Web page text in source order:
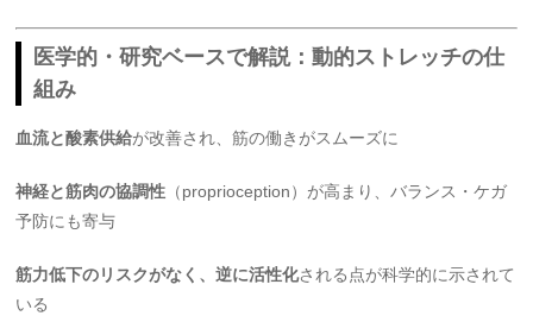
医学的・研究ベースで解説：動的ストレッチの仕
組み
血流と酸素供給が改善され、筋の働きがスムーズに
神経と筋肉の協調性 （proprioception）が高まり、バランス・ケガ
予防にも寄与
筋力低下のリスクがなく、逆に活性化される点が科学的に示されて
いる